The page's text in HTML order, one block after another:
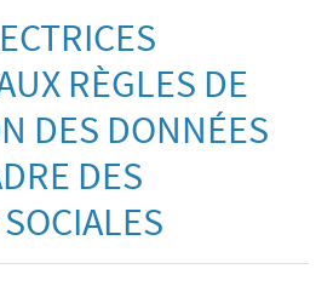
RÈGLES DE
DES DONNÉES
DES